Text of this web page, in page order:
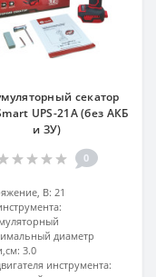
секатор
UPS-21A (без АКБ
и ЗУ)
0
В: 21
диаметр
3.0
инструмента: